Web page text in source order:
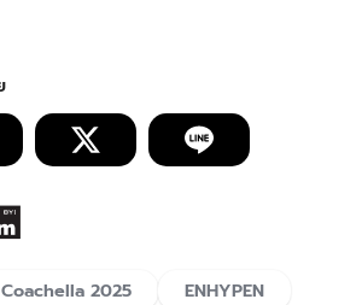
Coachella 2025
ENHYPEN